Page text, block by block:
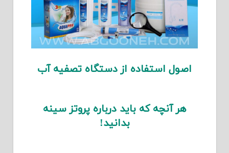
اصول استفاده از دستگاه تصفیه آب
هر آنچه که باید درباره پروتز سینه
بدانید!